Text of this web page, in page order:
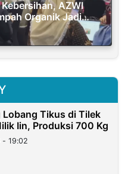
AZWI
Organik Jadi
Lobang Tikus di Tilek
Iin, Produksi 700 Kg
19:02